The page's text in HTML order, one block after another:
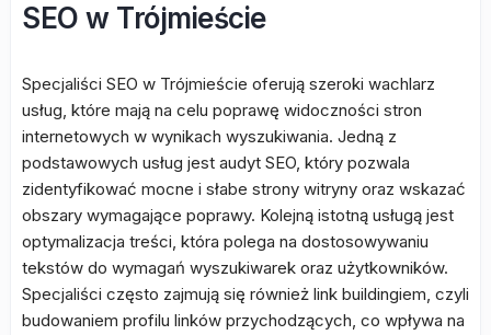
SEO w Trójmieście
Specjaliści SEO w Trójmieście oferują szeroki wachlarz
usług, które mają na celu poprawę widoczności stron
internetowych w wynikach wyszukiwania. Jedną z
podstawowych usług jest audyt SEO, który pozwala
zidentyfikować mocne i słabe strony witryny oraz wskazać
obszary wymagające poprawy. Kolejną istotną usługą jest
optymalizacja treści, która polega na dostosowywaniu
tekstów do wymagań wyszukiwarek oraz użytkowników.
Specjaliści często zajmują się również link buildingiem, czyli
budowaniem profilu linków przychodzących, co wpływa na